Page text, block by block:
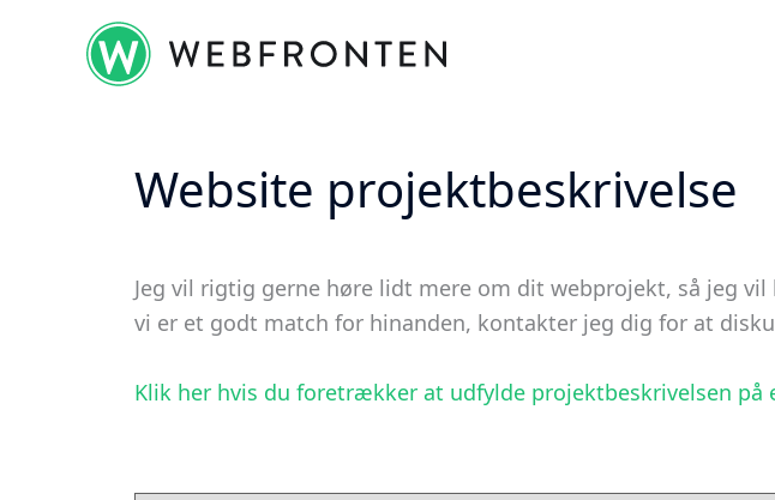
indholdet
Website projektbeskrivelse
Jeg vil rigtig gerne høre lidt mere om dit webprojekt, så jeg
vi er et godt match for hinanden, kontakter jeg dig for at
Klik her hvis du foretrækker at udfylde projektbeskrivelsen på